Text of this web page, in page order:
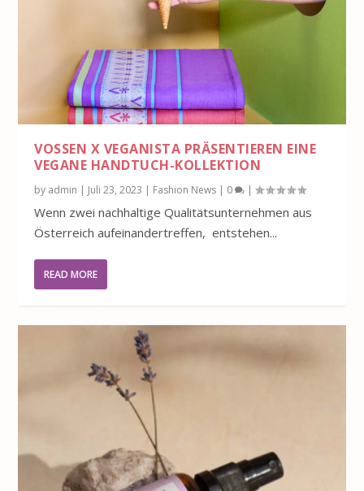
VOSSEN X VEGANISTA PRÄSENTIEREN EINE
VEGANE HANDTUCH-KOLLEKTION
by admin | Juli 23, 2023 | Fashion News | 0 |
Wenn zwei nachhaltige Qualitätsunternehmen aus
Österreich aufeinandertreffen, entstehen...
READ MORE